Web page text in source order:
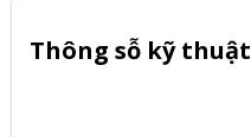
Thông sỗ kỹ thuật